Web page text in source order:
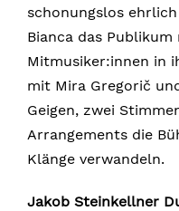
schonungslos
Bianca das
Mitmusiker:innen in
mit Mira Gregorič
Geigen, zwei
Arrangements die
Klänge verwandeln.
Jakob Steinkellner